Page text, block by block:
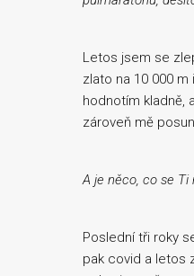
Letos jsem se
zlato na 10 000
hodnotím kladně,
zároveň mě
A je něco, co se
Poslední tři roky
pak covid a letos